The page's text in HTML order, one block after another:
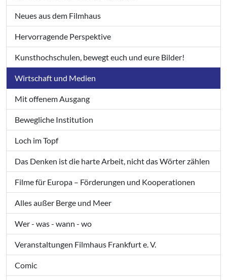
Neues aus dem Filmhaus
Hervorragende Perspektive
Kunsthochschulen, bewegt euch und eure Bilder!
Wirtschaft und Medien
Mit offenem Ausgang
Bewegliche Institution
Loch im Topf
Das Denken ist die harte Arbeit, nicht das Wörter zählen
Filme für Europa – Förderungen und Kooperationen
Alles außer Berge und Meer
Wer - was - wann - wo
Veranstaltungen Filmhaus Frankfurt e. V.
Comic